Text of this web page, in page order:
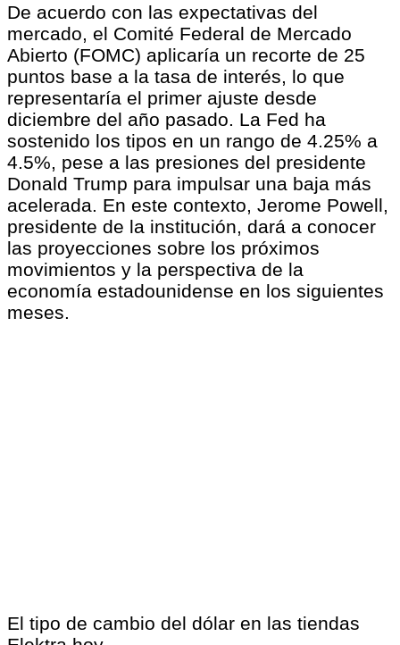
De acuerdo con las expectativas del
mercado, el Comité Federal de Mercado
Abierto (FOMC) aplicaría un recorte de 25
puntos base a la tasa de interés, lo que
representaría el primer ajuste desde
diciembre del año pasado. La Fed ha
sostenido los tipos en un rango de 4.25% a
4.5%, pese a las presiones del presidente
Donald Trump para impulsar una baja más
acelerada. En este contexto, Jerome Powell,
presidente de la institución, dará a conocer
las proyecciones sobre los próximos
movimientos y la perspectiva de la
economía estadounidense en los siguientes
meses.
El tipo de cambio del dólar en las tiendas